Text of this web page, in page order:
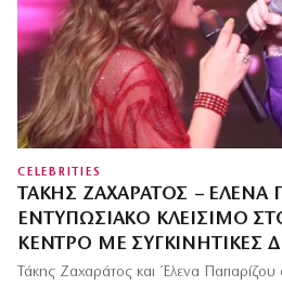
CELEBRITIES
ΤΆΚΗΣ ΖΑΧΑΡΆΤΟΣ – ΈΛΕΝΑ
ΕΝΤΥΠΩΣΙΑΚΌ ΚΛΕΊΣΙΜΟ
ΚΈΝΤΡΟ ΜΕ ΣΥΓΚΙΝΗΤΙΚΈΣ
Τάκης Ζαχαράτος και Έλενα Παπαρίζου